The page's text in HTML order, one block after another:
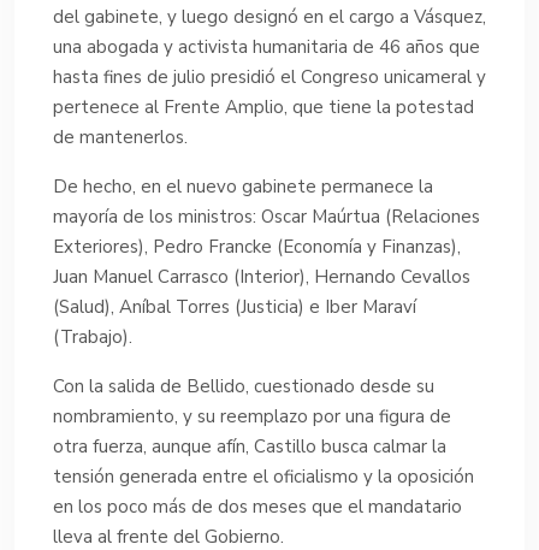
del gabinete, y luego designó en el cargo a Vásquez,
una abogada y activista humanitaria de 46 años que
hasta fines de julio presidió el Congreso unicameral y
pertenece al Frente Amplio, que tiene la potestad
de mantenerlos.
De hecho, en el nuevo gabinete permanece la
mayoría de los ministros: Oscar Maúrtua (Relaciones
Exteriores), Pedro Francke (Economía y Finanzas),
Juan Manuel Carrasco (Interior), Hernando Cevallos
(Salud), Aníbal Torres (Justicia) e Iber Maraví
(Trabajo).
Con la salida de Bellido, cuestionado desde su
nombramiento, y su reemplazo por una figura de
otra fuerza, aunque afín, Castillo busca calmar la
tensión generada entre el oficialismo y la oposición
en los poco más de dos meses que el mandatario
lleva al frente del Gobierno.